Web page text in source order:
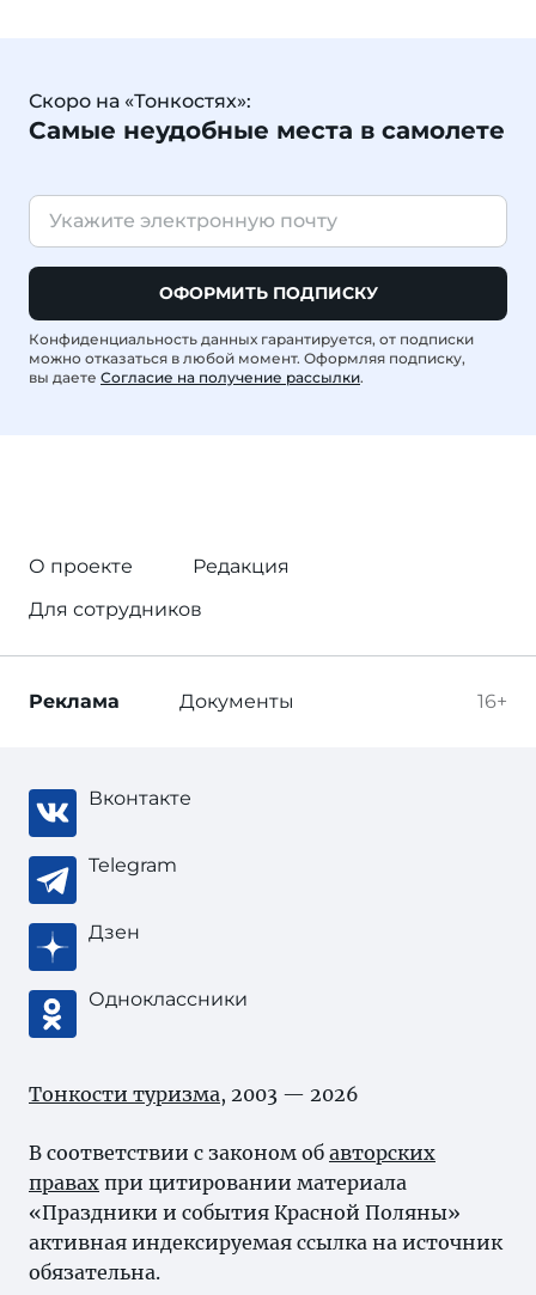
Скоро на «Тонкостях»:
Самые неудобные места в самолете
ОФОРМИТЬ ПОДПИСКУ
Конфиденциальность данных гарантируется, от подписки
можно отказаться в любой момент. Оформляя подписку,
вы даете Согласие на получение рассылки.
О проекте
Редакция
Для сотрудников
16+
Реклама Документы
Вконтакте
Telegram
Дзен
Одноклассники
Тонкости туризма, 2003 — 2026
В соответствии с законом об авторских
правах при цитировании материала
«Праздники и события Красной Поляны»
активная индексируемая ссылка на источник
обязательна.